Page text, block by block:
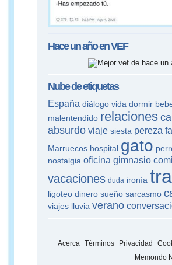
Hace un año enVEF
Nube de etiquetas
España diálogo vida dormir
malentendido relaciones
absurdo viaje siesta pereza
Marruecos hospital gato
nostalgia oficina gimnasio
vacaciones duda ironía
ligoteo dinero sueño sarcasmo
viajes lluvia verano
Acerca Términos Privacidad
Memondo